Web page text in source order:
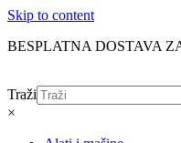
Skip to content
BESPLATNA DOSTAVA
Traži
×